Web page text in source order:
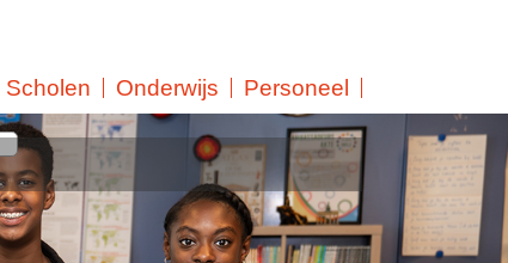
Scholen Onderwijs Personeel